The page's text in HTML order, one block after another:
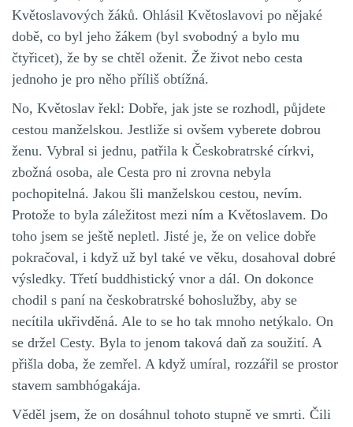
Květoslavových žáků. Ohlásil Květoslavovi po nějaké
době, co byl jeho žákem (byl svobodný a bylo mu
čtyřicet), že by se chtěl oženit. Že život nebo cesta
jednoho je pro něho příliš obtížná.
No, Květoslav řekl: Dobře, jak jste se rozhodl, půjdete
cestou manželskou. Jestliže si ovšem vyberete dobrou
ženu. Vybral si jednu, patřila k Českobratrské církvi,
zbožná osoba, ale Cesta pro ni zrovna nebyla
pochopitelná. Jakou šli manželskou cestou, nevím.
Protože to byla záležitost mezi ním a Květoslavem. Do
toho jsem se ještě nepletl. Jisté je, že on velice dobře
pokračoval, i když už byl také ve věku, dosahoval dobré
výsledky. Třetí buddhistický vnor a dál. On dokonce
chodil s paní na českobratrské bohoslužby, aby se
necítila ukřivděná. Ale to se ho tak mnoho netýkalo. On
se držel Cesty. Byla to jenom taková daň za soužití. A
přišla doba, že zemřel. A když umíral, rozzářil se prostor
stavem sambhógakája.
Věděl jsem, že on dosáhnul tohoto stupně ve smrti. Čili